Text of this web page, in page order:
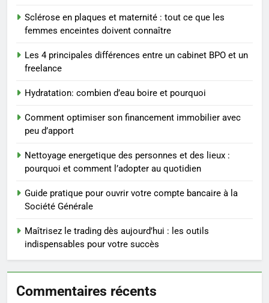
3
substituts de repas : guide et
Postures de yoga essentielles
rapidement et durable
BIEN ÊTRE
saignements
SANTÉ
peau éclatante grâce à The
Sclérose en plaques et maternité : tout ce que les
femmes enceintes doivent connaître
Les 4 principales différences entre un cabinet BPO et un
freelance
Hydratation: combien d’eau boire et pourquoi
Comment optimiser son financement immobilier avec
peu d’apport
Nettoyage energetique des personnes et des lieux :
pourquoi et comment l’adopter au quotidien
Guide pratique pour ouvrir votre compte bancaire à la
Société Générale
Maîtrisez le trading dès aujourd’hui : les outils
indispensables pour votre succès
Commentaires récents